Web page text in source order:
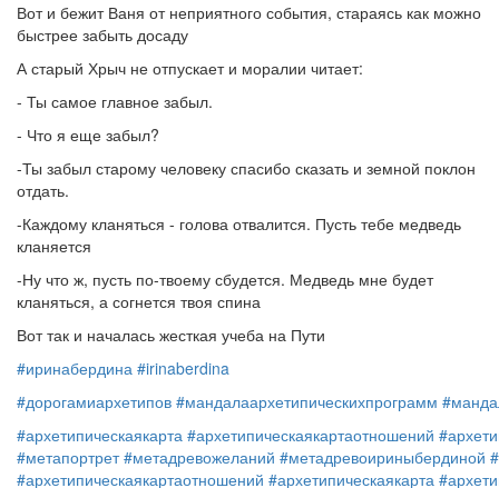
Вот и бежит Ваня от неприятного события, стараясь как можно
быстрее забыть досаду
А старый Хрыч не отпускает и моралии читает:
- Ты самое главное забыл.
- Что я еще забыл?
-Ты забыл старому человеку спасибо сказать и земной поклон
отдать.
-Каждому кланяться - голова отвалится. Пусть тебе медведь
кланяется
-Ну что ж, пусть по-твоему сбудется. Медведь мне будет
кланяться, а согнется твоя спина
Вот так и началась жесткая учеба на Пути
#иринабердина #irinaberdina
#дорогамиархетипов #мандалаархетипическихпрограмм
#архетипическаякарта #архетипическаякартаотношений
#метапортрет #метадревожеланий #метадревоириныбердиной
#архетипическаякартаотношений #архетипическаякарта